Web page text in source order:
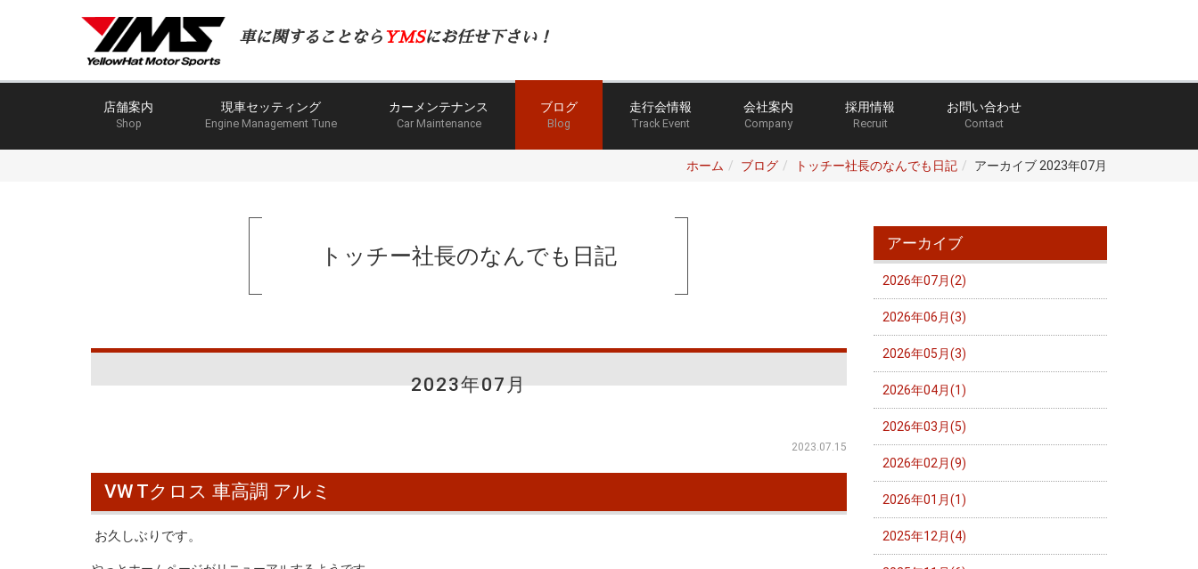
車に関することなら YMSにお任せ下さい！
店舗案内
Shop
現車セッティング
Engine Management Tune
カーメンテナンス
Car Maintenance
ブログ
Blog
走行会情報
Track Event
会社案内
Company
採用情報
Recruit
お問い合わせ
Contact
ホーム ブログ トッチー社長のなんでも日記 アーカイブ 2023年07月
トッチー社長のなんでも日記
2023年07月
2023.07.15
VW Tクロス 車高調 アルミ
お久しぶりです。
アーカイブ
2026年07月(2)
2026年06月(3)
2026年05月(3)
2026年04月(1)
2026年03月(5)
2026年02月(9)
2026年01月(1)
2025年12月(4)